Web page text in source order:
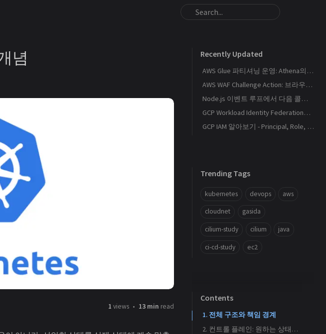
념
1 views 13 min read
Recently Updated
AWS Glue 파티셔닝 운영: Athena의 S3 스캔량을 줄이는 Catalog와 Projection 설계
AWS WAF Challenge Action: 브라우저 토큰과 SPA 요청 경계를 이해하기
Node.js 이벤트 루프에서 다음 콜백이 실행되는 순서
GCP Workload Identity Federation으로 외부 워크로드에 키 없이 권한 부여하기
GCP IAM 알아보기 - Principal, Role, Policy, Service Account
Trending Tags
kubernetes devops aws
cloudnet gasida
cilium-study cilium java
ci-cd-study ec2
Contents
1. 전체 구조와 책임 경계
2. 컨트롤 플레인: 원하는 상태를 기록하고 조정하는 쪽